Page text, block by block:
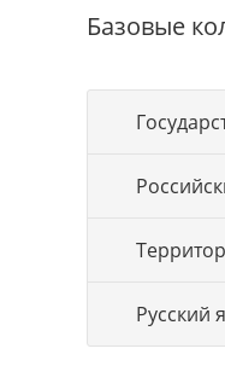
Базовые
Русский